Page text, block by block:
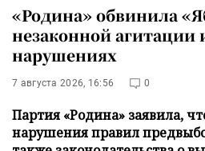
«Родина» обвинила
незаконной
нарушениях
7 августа 2026, 16:56 0
Партия «Родина» заявила,
нарушения правил